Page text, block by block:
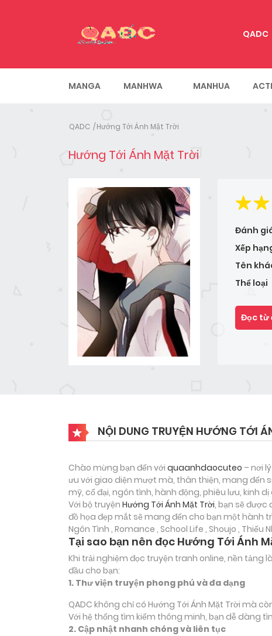
QADC
MANGA MANHWA MANHUA
QADC Hướng Tới Ánh Mặt Trời
Hướng Tới Ánh Mặt Trời
Đánh
Xếp
Tên
Thể loại
Đọc từ
NỘI DUNG TRUYỆN HƯỚNG TỚI
Chào mừng bạn đến với quaanhdaocuteo – nơi
ưu với giao diện mượt mà, thân thiện, mang đến
mỹ, cổ đại, ngôn tình, hành động, phiêu lưu, kinh
Với bộ truyện Hướng Tới Ánh Mặt Trời, bạn sẽ
đồ họa đẹp mắt sẽ mang đến cho bạn một hành
Ngôn Tình , Romance , School Life , Shoujo , Thiếu
Tại sao bạn nên đọc Hướng Tới Ánh
Khi trải nghiệm đọc truyện tranh online, nền
đầu cho bạn:
1. Thư viện truyện phong phú và đa dạng
QADC không chỉ có Hướng Tới Ánh Mặt Trời mà
Với hệ thống tìm kiếm thông minh, bạn dễ dàng
2. Cập nhật nhanh chóng và liên tục